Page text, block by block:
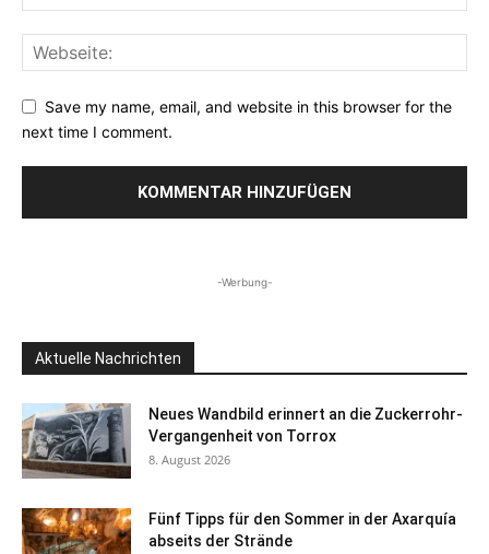
Save my name, email, and website in this browser for the
next time I comment.
-Werbung-
Aktuelle Nachrichten
Neues Wandbild erinnert an die Zuckerrohr-
Vergangenheit von Torrox
8. August 2026
Fünf Tipps für den Sommer in der Axarquía
abseits der Strände